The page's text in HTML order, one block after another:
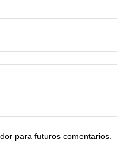
para futuros comentarios.